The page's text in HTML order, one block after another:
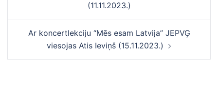
(11.11.2023.)
Ar koncertlekciju “Mēs esam Latvija” JEPVĢ
viesojas Atis Ieviņš (15.11.2023.)